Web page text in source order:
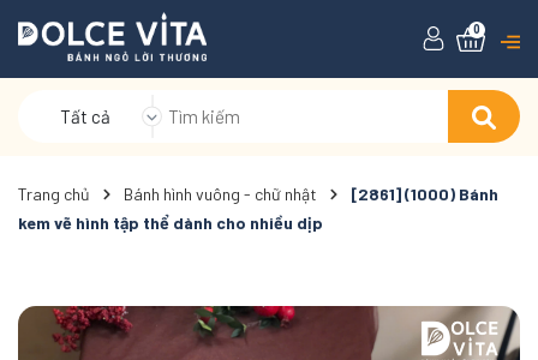
Tất cả
0
Trang chủ Bánh hình vuông - chữ nhật
[2861] (1000) Bánh
kem vẽ hình tập thể dành cho nhiều dịp